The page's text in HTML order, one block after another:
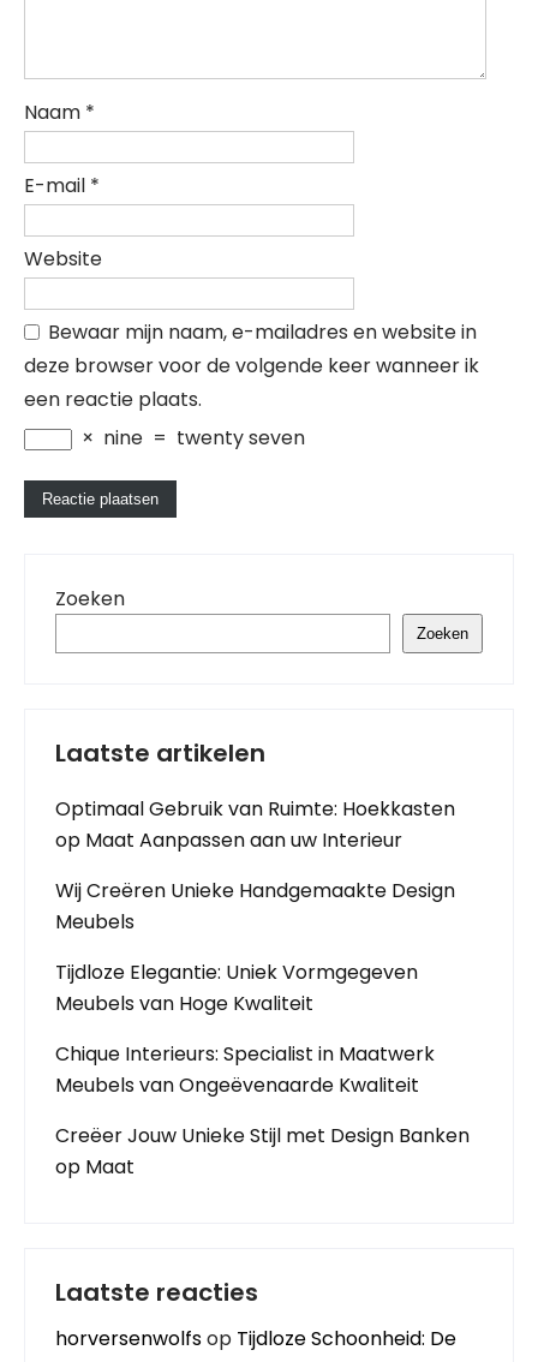
Naam *
E-mail *
Website
Bewaar mijn naam, e-mailadres en website in
deze browser voor de volgende keer wanneer ik
een reactie plaats.
× nine = twenty seven
Zoeken
Zoeken
Laatste artikelen
Optimaal Gebruik van Ruimte: Hoekkasten
op Maat Aanpassen aan uw Interieur
Wij Creëren Unieke Handgemaakte Design
Meubels
Tijdloze Elegantie: Uniek Vormgegeven
Meubels van Hoge Kwaliteit
Chique Interieurs: Specialist in Maatwerk
Meubels van Ongeëvenaarde Kwaliteit
Creëer Jouw Unieke Stijl met Design Banken
op Maat
Laatste reacties
horversenwolfsop Tijdloze Schoonheid: De